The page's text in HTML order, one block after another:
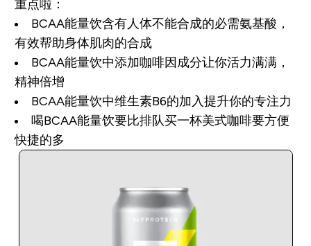
重点啦：
BCAA能量饮含有人体不能合成的必需氨基酸，
有效帮助身体肌肉的合成
BCAA能量饮中添加咖啡因成分让你活力满满，
精神倍增
BCAA能量饮中维生素B6的加入提升你的专注力
喝BCAA能量饮要比排队买一杯美式咖啡要方便
快捷的多